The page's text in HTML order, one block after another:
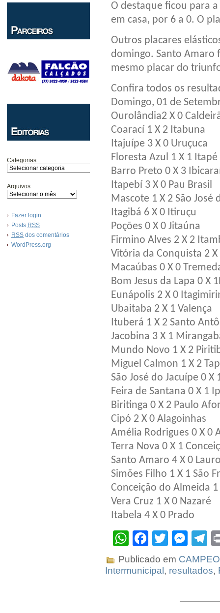
Categorias
Arquivos
Fazer login
Posts RSS
RSS dos comentários
WordPress.org
O destaque ficou para
em casa, por 6 a 0. O
Outros placares
domingo. Santo Amaro
mesmo placar do
Confira todos os
Domingo, 01 de
Ourolândia2 X 0
Coarací 1 X 2 Itabuna
Itajuípe 3 X 0 Uruçuca
Floresta Azul 1 X 1 Itapé
Barro Preto 0 X 3
Itapebí 3 X 0 Pau Brasil
Mascote 1 X 2 São José
Itagibá 6 X 0 Itiruçu
Poções 0 X 0 Jitaúna
Firmino Alves 2 X 2
Vitória da Conquista 2
Macaúbas 0 X 0
Bom Jesus da Lapa 0 X
Eunápolis 2 X 0
Ubaitaba 2 X 1 Valença
Ituberá 1 X 2 Santo
Jacobina 3 X 1
Mundo Novo 1 X 2
Miguel Calmon 1 X 2
São José do Jacuípe 0
Feira de Santana 0 X 1
Biritinga 0 X 2 Paulo
Cipó 2 X 0 Alagoinhas
Amélia Rodrigues 0 X 0
Terra Nova 0 X 1
Santo Amaro 4 X 0
Simões Filho 1 X 1 São
Conceição do Almeida
Vera Cruz 1 X 0 Nazaré
Itabela 4 X 0 Prado
WhatsApp
Facebook
Twitter
Publicado em
Intermunicipal , resultados,